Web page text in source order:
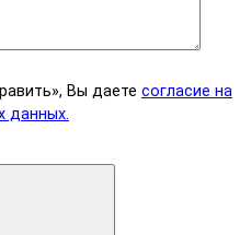
Вы даете согласие на
данных.